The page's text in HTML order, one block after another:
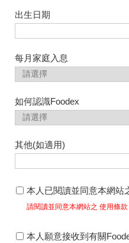
出生日期
每月家庭入息
如何認識Foodex
其他(如適用)
本人已閱讀並同意本網站
請閱讀並同意本網站之 使用條款
本人願意接收到有關